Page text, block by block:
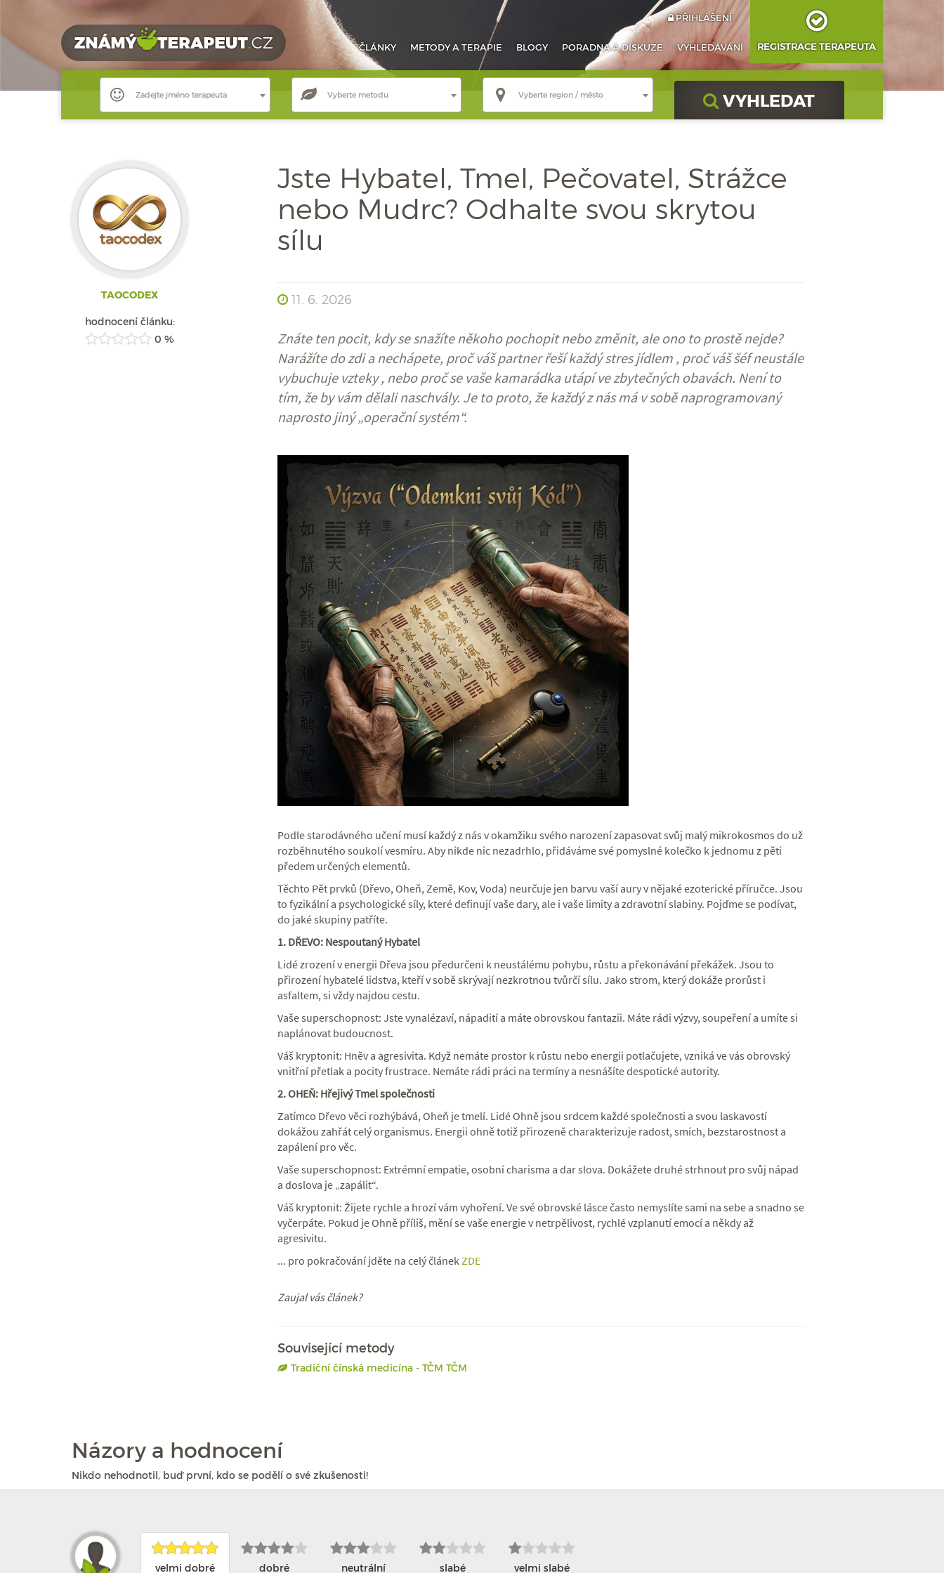
ČLÁNKY METODYA TERAPIE BLOGY PORADNAA DISKUZE VYHLEDÁVÁNÍ
PŘIHLÁŠENÍ
REGISTRACE TERAPEUTA
Zadejte jméno terapeuta Vyberte metodu Vyberte region / město VYHLEDAT
TAOCODEX
hodnocení článku:
0 %
Jste Hybatel, Tmel, Pečovatel, Strážce
nebo Mudrc? Odhalte svou skrytou
sílu
11. 6. 2026
Znáte ten pocit, kdy se snažíte někoho pochopit nebo změnit, ale ono to prostě nejde?
Narážíte do zdi a nechápete, proč váš partner řeší každý stres jídlem , proč váš šéf neustále
vybuchuje vzteky , nebo proč se vaše kamarádka utápí ve zbytečných obavách. Není to
tím, že by vám dělali naschvály. Je to proto, že každý z nás má v sobě naprogramovaný
naprosto jiný „operační systém“.
Podle starodávného učení musí každý z nás v okamžiku svého narození zapasovat svůj malý mikrokosmos do už
rozběhnutého soukolí vesmíru. Aby nikde nic nezadrhlo, přidáváme své pomyslné kolečko k jednomu z pěti
předem určených elementů.
Těchto Pět prvků (Dřevo, Oheň, Země, Kov, Voda) neurčuje jen barvu vaší aury v nějaké ezoterické příručce. Jsou
to fyzikální a psychologické síly, které definují vaše dary, ale i vaše limity a zdravotní slabiny. Pojďme se podívat,
do jaké skupiny patříte.
1. DŘEVO: Nespoutaný Hybatel
Lidé zrození v energii Dřeva jsou předurčeni k neustálému pohybu, růstu a překonávání překážek. Jsou to
přirození hybatelé lidstva, kteří v sobě skrývají nezkrotnou tvůrčí sílu. Jako strom, který dokáže prorůst i
asfaltem, si vždy najdou cestu.
Vaše superschopnost: Jste vynalézaví, nápadití a máte obrovskou fantazii. Máte rádi výzvy, soupeření a umíte si
naplánovat budoucnost.
Váš kryptonit: Hněv a agresivita. Když nemáte prostor k růstu nebo energii potlačujete, vzniká ve vás obrovský
vnitřní přetlak a pocity frustrace. Nemáte rádi práci na termíny a nesnášíte despotické autority.
2. OHEŇ: Hřejivý Tmel společnosti
Zatímco Dřevo věci rozhýbává, Oheň je tmelí. Lidé Ohně jsou srdcem každé společnosti a svou laskavostí
dokážou zahřát celý organismus. Energii ohně totiž přirozeně charakterizuje radost, smích, bezstarostnost a
zapálení pro věc.
Vaše superschopnost: Extrémní empatie, osobní charisma a dar slova. Dokážete druhé strhnout pro svůj nápad
a doslova je „zapálit“.
Váš kryptonit: Žijete rychle a hrozí vám vyhoření. Ve své obrovské lásce často nemyslíte sami na sebe a snadno se
vyčerpáte. Pokud je Ohně příliš, mění se vaše energie v netrpělivost, rychlé vzplanutí emocí a někdy až
agresivitu.
... pro pokračování jděte na celý článekZDE
Zaujal vás článek?
Související metody
Tradiční čínská medicína - TČM TČM
Názory a hodnocení
Nikdo nehodnotil, buď první, kdo se podělí o své zkušenosti!
velmi dobré dobré neutrální slabé velmi slabé